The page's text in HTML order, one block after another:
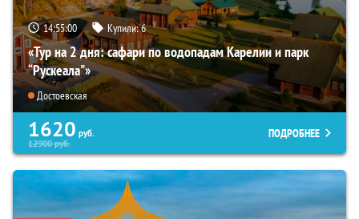
14:54:58 Купили:6
«Тур на 2 дня: сафари по водопадам Карелии и парк
“Рускеала"»
Достоевская
1620 руб.
12900руб.
ПОДРОБНЕЕ